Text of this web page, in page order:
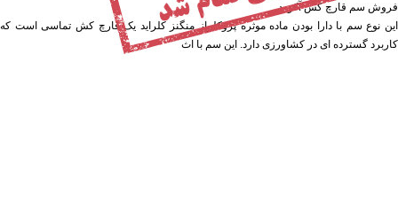
فروش سم قارچ کش آکورد
این نوع سم با دارا بودن ماده موثره پروکلراز منگنز کلراید یک قارچ کش تماسی است که
کاربرد گسترده ای در کشاورزی دارد. این سم با اث